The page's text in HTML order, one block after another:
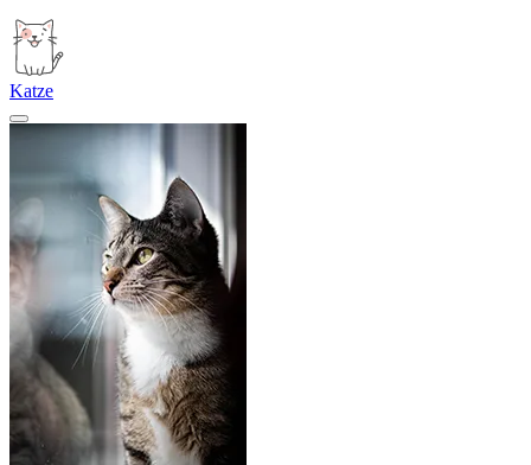
Katze